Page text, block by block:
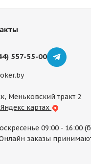
557-55-00
Меньковский тракт 2
картах
09:00 - 16:00
заказы